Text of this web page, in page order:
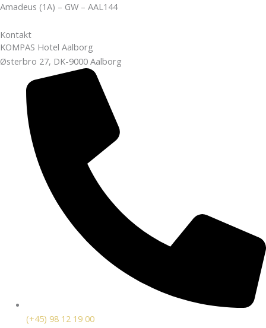
Amadeus (1A) – GW – AAL144
Kontakt
KOMPAS Hotel Aalborg
Østerbro 27, DK-9000 Aalborg
(+45) 98 12 19 00